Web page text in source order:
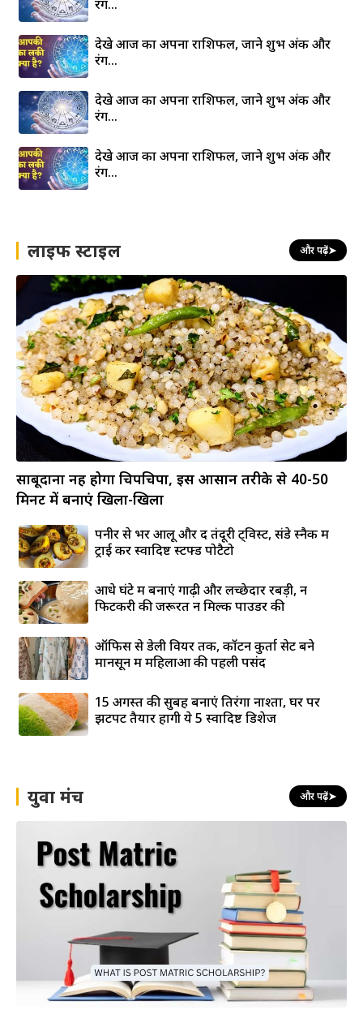
रंग…
देखे आज का अपना राशिफल, जाने शुभ अंक और
रंग…
देखे आज का अपना राशिफल, जाने शुभ अंक और
रंग…
देखे आज का अपना राशिफल, जाने शुभ अंक और
रंग…
लाइफ स्टाइल और पढ़ें➤
साबूदाना नहीं होगा चिपचिपा, इस आसान तरीके से 40-50
मिनट में बनाएं खिला-खिला
पनीर से भरें आलू और दें तंदूरी ट्विस्ट, संडे स्नैक में
ट्राई करें स्वादिष्ट स्टफ्ड पोटैटो
आधे घंटे में बनाएं गाढ़ी और लच्छेदार रबड़ी, न
फिटकरी की जरूरत न मिल्क पाउडर की
ऑफिस से डेली वियर तक, कॉटन कुर्ता सेट बने
मानसून में महिलाओं की पहली पसंद
15 अगस्त की सुबह बनाएं तिरंगा नाश्ता, घर पर
झटपट तैयार होंगी ये 5 स्वादिष्ट डिशेज
युवा मंच और पढ़ें➤